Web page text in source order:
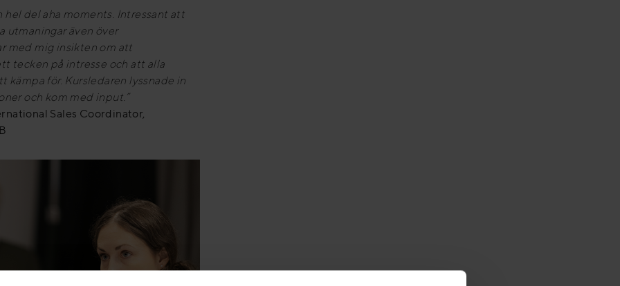
hel del aha moments. Intressant att
utmaningar även över
med mig insikten om att
tecken på intresse och att alla
kämpa för. Kursledaren lyssnade in
och kom med input.”
Sales Coordinator,